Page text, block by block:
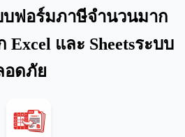
บฟอร์มภาษีจำนวนมาก
และ Sheetsระบบ
อดภัย